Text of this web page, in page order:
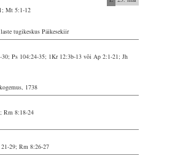
Mt 5:1-12
tugikeskus Päikesekiir
Ps 104:24-35; 1Kr 12:3b-13 või Ap 2:1-21; Jh
1738
Rm 8:18-24
29; Rm 8:26-27